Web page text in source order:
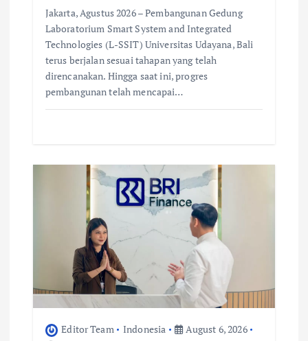
Jakarta, Agustus 2026 – Pembangunan Gedung
Laboratorium Smart System and Integrated
Technologies (L-SSIT) Universitas Udayana, Bali
terus berjalan sesuai tahapan yang telah
direncanakan. Hingga saat ini, progres
pembangunan telah mencapai…
Editor Team Indonesia
August 6, 2026